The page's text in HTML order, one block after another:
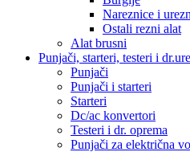
Nareznice i
Ostali rezni alat
Alat brusni
Punjači, starteri, testeri i
Punjači
Punjači i starteri
Starteri
Dc/ac konvertori
Testeri i dr. oprema
Punjači za električna